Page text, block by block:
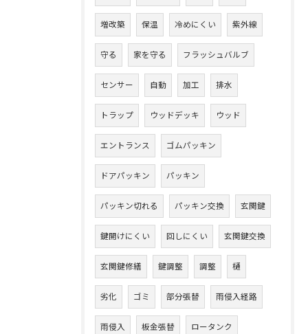
増改築 保温 冷めにくい 紫外線
守る 家を守る フラッシュバルブ
センサー 自動 加工 排水
トラップ ウッドデッキ ウッド
エントランス ゴムパッキン
ドアパッキン パッキン
パッキン切れる パッキン交換 玄関鍵
鍵開けにくい 回しにくい 玄関鍵交換
玄関鍵修繕 鍵調整 調整 樋
劣化 ゴミ 部分張替 雨侵入経路
雨侵入 板金張替 ロータンク